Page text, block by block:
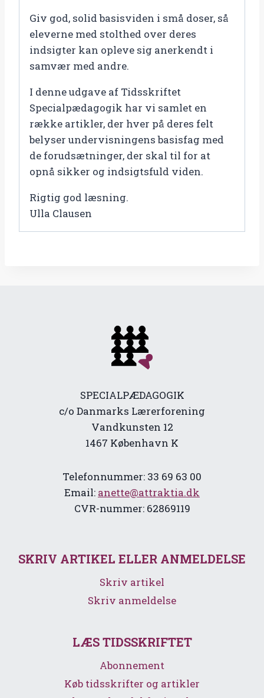
Giv god, solid basisviden i små doser, så
eleverne med stolthed over deres
indsigter kan opleve sig anerkendt i
samvær med andre.
I denne udgave af Tidsskriftet
Specialpædagogik har vi samlet en
række artikler, der hver på deres felt
belyser undervisningens basisfag med
de forudsætninger, der skal til for at
opnå sikker og indsigtsfuld viden.
Rigtig god læsning.
Ulla Clausen
SPECIALPÆDAGOGIK
c/o Danmarks Lærerforening
Vandkunsten 12
1467 København K
Telefonnummer: 33 69 63 00
Email: anette@attraktia.dk
CVR-nummer: 62869119
SKRIV ARTIKEL ELLER ANMELDELSE
Skriv artikel
Skriv anmeldelse
LÆS TIDSSKRIFTET
Abonnement
Køb tidsskrifter og artikler